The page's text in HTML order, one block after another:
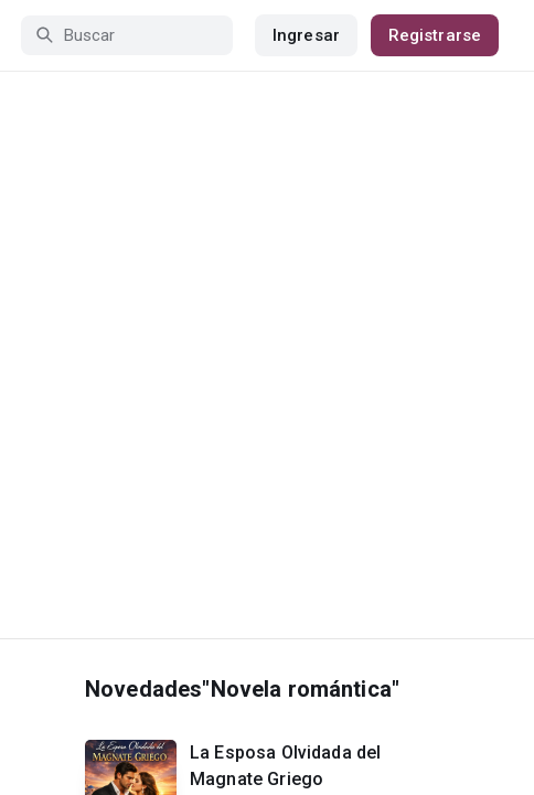
Ingresar Registrarse
Novedades"Novela romántica"
La Esposa Olvidada del
Magnate Griego